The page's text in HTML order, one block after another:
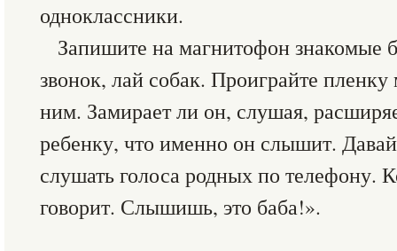
одноклассники.
Запишите на магнитофон знакомые
звонок, лай собак. Проиграйте
ним. Замирает ли он, слушая,
ребенку, что именно он слышит.
слушать голоса родных по телефону.
говорит. Слышишь, это баба!».